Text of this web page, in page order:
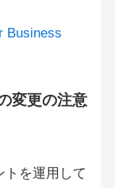
Business
変更の注意
トを運用して